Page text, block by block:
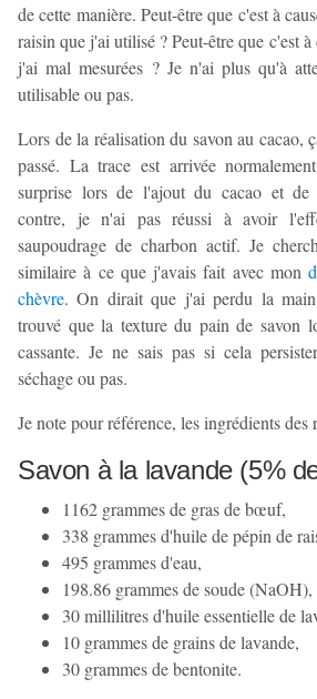
de cette manière. Peut-être que c'est à
raisin que j'ai utilisé ? Peut-être que c'est à
j'ai mal mesurées ? Je n'ai plus qu'à
utilisable ou pas.
Lors de la réalisation du savon au cacao,
passé. La trace est arrivée
surprise lors de l'ajout du cacao et de
contre, je n'ai pas réussi à avoir
saupoudrage de charbon actif. Je
similaire à ce que j'avais fait avec mon
chèvre. On dirait que j'ai perdu la
trouvé que la texture du pain de savon
cassante. Je ne sais pas si cela
séchage ou pas.
Je note pour référence, les ingrédients des
Savon à la lavande (5%
1162 grammes de gras de bœuf,
338 grammes d'huile de pépin de
495 grammes d'eau,
198.86 grammes de soude (NaOH),
30 millilitres d'huile essentielle de
10 grammes de grains de lavande,
30 grammes de bentonite.